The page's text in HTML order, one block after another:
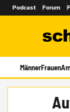
Podcast Forum
MännerFrauen